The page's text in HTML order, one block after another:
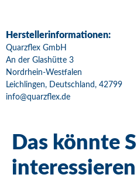
Herstellerinformationen:
Quarzflex GmbH
An der Glashütte 3
Nordrhein-Westfalen
Leichlingen, Deutschland, 42799
info@quarzflex.de
Das könnte
interessieren